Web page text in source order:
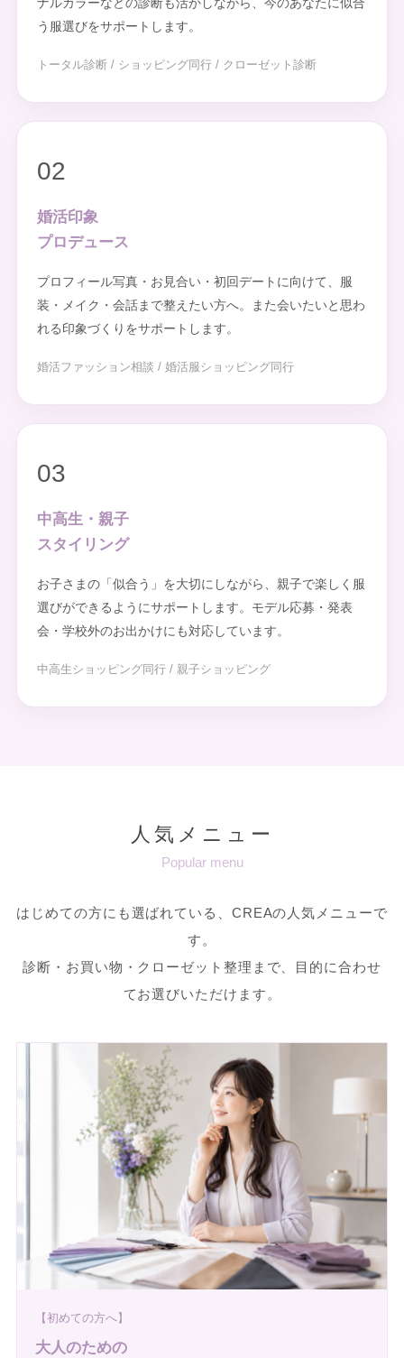
う服選びをサポートします。
トータル診断 / ショッピング同行 / クローゼット診断
02
婚活印象
プロデュース
プロフィール写真・お見合い・初回デートに向けて、服
装・メイク・会話まで整えたい方へ。また会いたいと思わ
れる印象づくりをサポートします。
婚活ファッション相談 / 婚活服ショッピング同行
03
中高生・親子
スタイリング
お子さまの「似合う」を大切にしながら、親子で楽しく服
選びができるようにサポートします。モデル応募・発表
会・学校外のお出かけにも対応しています。
中高生ショッピング同行 / 親子ショッピング
人気メニュー
Popular menu
はじめての方にも選ばれている、CREAの人気メニューで
す。
診断・お買い物・クローゼット整理まで、目的に合わせ
てお選びいただけます。
【初めての方へ】
大人のための